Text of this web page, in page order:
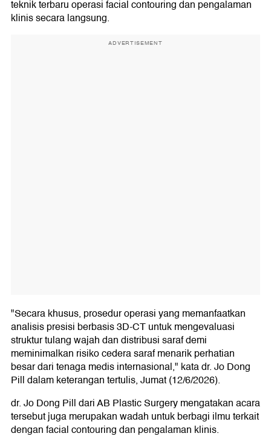
teknik terbaru operasi facial contouring dan pengalaman
klinis secara langsung.
ADVERTISEMENT
"Secara khusus, prosedur operasi yang memanfaatkan
analisis presisi berbasis 3D-CT untuk mengevaluasi
struktur tulang wajah dan distribusi saraf demi
meminimalkan risiko cedera saraf menarik perhatian
besar dari tenaga medis internasional," kata dr. Jo Dong
Pill dalam keterangan tertulis, Jumat (12/6/2026).
dr. Jo Dong Pill dari AB Plastic Surgery mengatakan acara
tersebut juga merupakan wadah untuk berbagi ilmu terkait
dengan facial contouring dan pengalaman klinis.